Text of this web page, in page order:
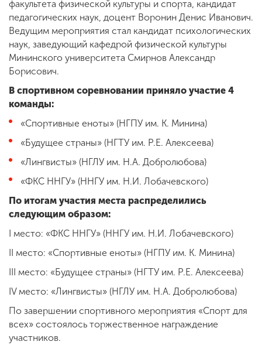
факультета физической культуры и спорта, кандидат
педагогических наук, доцент Воронин Денис Иванович.
Ведущим мероприятия стал кандидат психологических
наук, заведующий кафедрой физической культуры
Мининского университета Смирнов Александр
Борисович.
В спортивном соревновании приняло участие 4
команды:
«Спортивные еноты» (НГПУ им. К. Минина)
«Будущее страны» (НГТУ им. Р.Е. Алексеева)
«Лингвисты» (НГЛУ им. Н.А. Добролюбова)
«ФКС ННГУ» (ННГУ им. Н.И. Лобачевского)
По итогам участия места распределились
следующим образом:
I место: «ФКС ННГУ» (ННГУ им. Н.И. Лобачевского)
II место: «Спортивные еноты» (НГПУ им. К. Минина)
III место: «Будущее страны» (НГТУ им. Р.Е. Алексеева)
IV место: «Лингвисты» (НГЛУ им. Н.А. Добролюбова)
По завершении спортивного мероприятия «Спорт для
всех» состоялось торжественное награждение
участников.